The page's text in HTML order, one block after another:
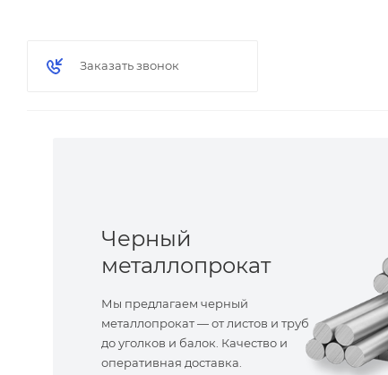
Заказать звонок
Черный
металлопрокат
Мы предлагаем черный
металлопрокат — от листов и труб
до уголков и балок. Качество и
оперативная доставка.